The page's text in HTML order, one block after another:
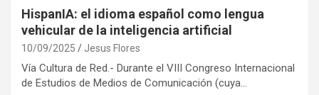
HispanIA: el idioma español como lengua
vehicular de la inteligencia artificial
10/09/2025 Jesus Flores
Vía Cultura de Red.- Durante el VIII Congreso Internacional
de Estudios de Medios de Comunicación (cuya…